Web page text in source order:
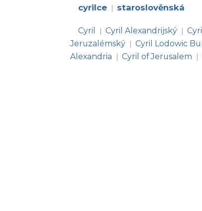
cyrilce | staroslověnská
Cyril | Cyril Alexandrijský |
Jeruzalémský | Cyril Lodowic
Alexandria
| Cyril of Jerusalem |